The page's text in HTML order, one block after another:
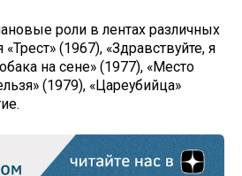
роли в лентах различных
(1967), «Здравствуйте, я
на сене» (1977), «Место
(1979), «Цареубийца»